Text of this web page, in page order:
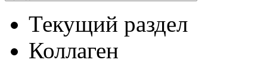
Текущий раздел
Коллаген